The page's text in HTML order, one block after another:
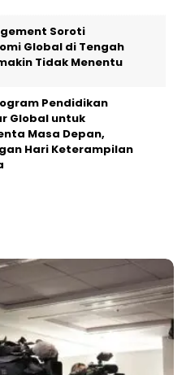
Soroti
Global di Tengah
Tidak Menentu
Pendidikan
Global untuk
Masa Depan,
Hari Keterampilan